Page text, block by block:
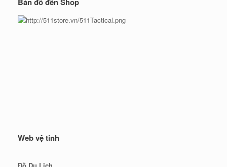
Bản đồ đến Shop
Web vệ tinh